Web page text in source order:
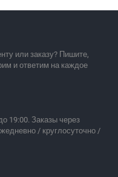
или заказу? Пишите,
и ответим на каждое
19:00. Заказы через
/ круглосуточно /